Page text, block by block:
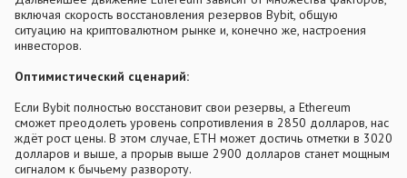
включая скорость восстановления резервов Bybit, общую
ситуацию на криптовалютном рынке и, конечно же, настроения
инвесторов.
Оптимистический сценарий:
Если Bybit полностью восстановит свои резервы, а Ethereum
сможет преодолеть уровень сопротивления в 2850 долларов, нас
ждёт рост цены. В этом случае, ETH может достичь отметки в 3020
долларов и выше, а прорыв выше 2900 долларов станет мощным
сигналом к бычьему развороту.